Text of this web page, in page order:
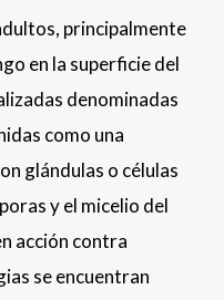
principalmente
en la superficie del
denominadas
como una
glándulas o células
y el micelio del
acción contra
se encuentran